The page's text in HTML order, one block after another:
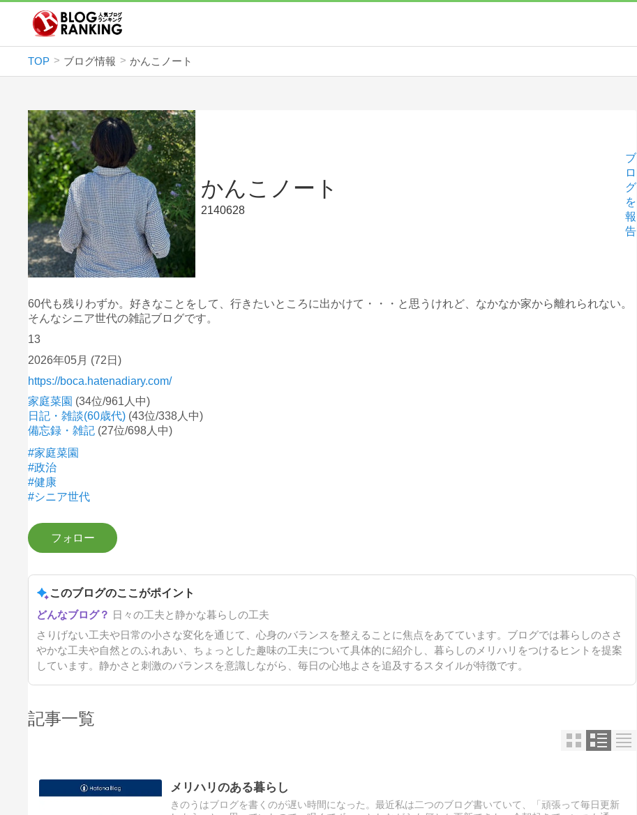
TOP ブログ情報 かんこノート
かんこノート
2140628
ブ
ロ
グ
を
報
告
60代も残りわずか。好きなことをして、行きたいところに出かけて・・・と思うけれど、なかなか家から離れられない。
そんなシニア世代の雑記ブログです。
13
2026年05月 (72日)
https://boca.hatenadiary.com/
家庭菜園 (34位/961人中)
日記・雑談(60歳代) (43位/338人中)
備忘録・雑記 (27位/698人中)
#家庭菜園
#政治
#健康
#シニア世代
このブログのここがポイント
日々の工夫と静かな暮らしの工夫
さりげない工夫や日常の小さな変化を通じて、心身のバランスを整えることに焦点をあてています。ブログでは暮らしのささ
やかな工夫や自然とのふれあい、ちょっとした趣味の工夫について具体的に紹介し、暮らしのメリハリをつけるヒントを提案
しています。静かさと刺激のバランスを意識しながら、毎日の心地よさを追及するスタイルが特徴です。
記事一覧
メリハリのある暮らし
きのうはブログを書くのが遅い時間になった。最近私は二つのブログ書いていて、「頑張って毎日更新